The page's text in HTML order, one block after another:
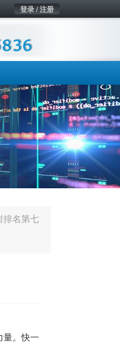
登录 / 注册
排名第七
。快一